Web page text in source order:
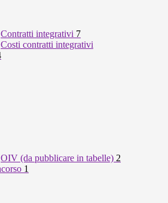
Contratti integrativi 7
Costi contratti integrativi
OIV (da pubblicare in tabelle) 2
1